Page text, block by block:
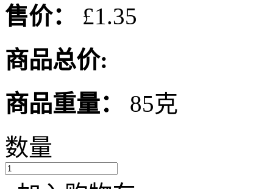
售价：
£1.35
商品总价:
商品重量：
85克
数量